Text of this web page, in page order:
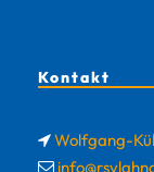
Kontakt
Wolfgang-